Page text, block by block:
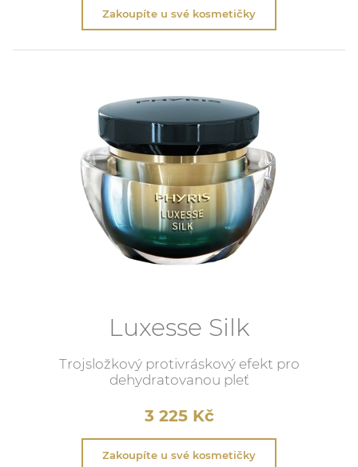
Zakoupíte u své kosmetičky
Luxesse Silk
Trojsložkový protivráskový efekt pro
dehydratovanou pleť
3 225 Kč
Zakoupíte u své kosmetičky